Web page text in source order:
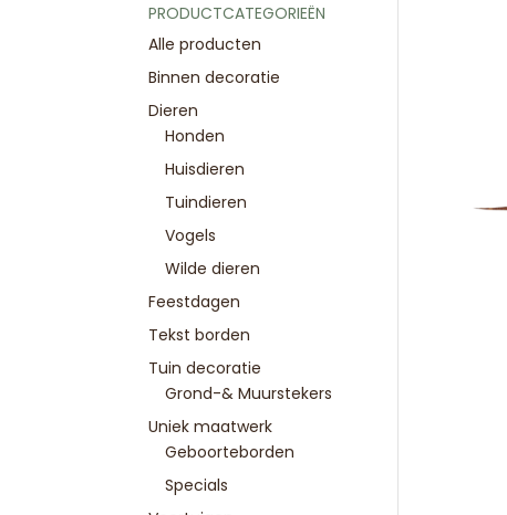
PRODUCTCATEGORIEËN
Alle producten
Binnen decoratie
Dieren
Honden
Huisdieren
Tuindieren
Vogels
Wilde dieren
Feestdagen
Tekst borden
Tuin decoratie
Grond-& Muurstekers
Uniek maatwerk
Geboorteborden
Specials